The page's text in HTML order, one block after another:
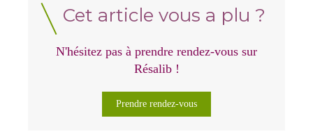
Cet article vous a plu ?
N'hésitez pas à prendre rendez-vous sur
Résalib !
Prendre rendez-vous